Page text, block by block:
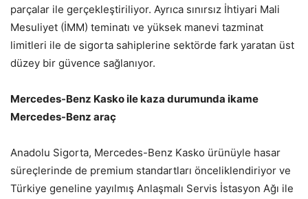
parçalar ile gerçekleştiriliyor. Ayrıca sınırsız İhtiyari Mali
Mesuliyet (İMM) teminatı ve yüksek manevi tazminat
limitleri ile de sigorta sahiplerine sektörde fark yaratan üst
düzey bir güvence sağlanıyor.
Mercedes-Benz Kasko ile kaza durumunda ikame
Mercedes-Benz araç
Anadolu Sigorta, Mercedes-Benz Kasko ürünüyle hasar
süreçlerinde de premium standartları önceliklendiriyor ve
Türkiye geneline yayılmış Anlaşmalı Servis İstasyon Ağı ile